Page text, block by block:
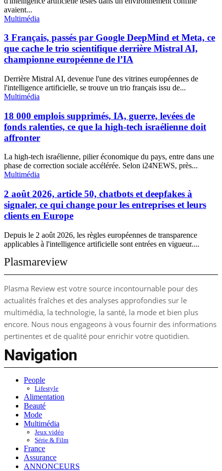
avaient...
Multimédia
3 Français, passés par Google DeepMind et Meta, ce
que cache le trio scientifique derrière Mistral AI,
championne européenne de l’IA
Derrière Mistral AI, devenue l'une des vitrines européennes de
l'intelligence artificielle, se trouve un trio français issu de...
Multimédia
18 000 emplois supprimés, IA, guerre, levées de
fonds ralenties, ce que la high-tech israélienne doit
affronter
La high-tech israélienne, pilier économique du pays, entre dans une
phase de correction sociale accélérée. Selon i24NEWS, près...
Multimédia
2 août 2026, article 50, chatbots et deepfakes à
signaler, ce qui change pour les entreprises et leurs
clients en Europe
Depuis le 2 août 2026, les règles européennes de transparence
applicables à l'intelligence artificielle sont entrées en vigueur....
Plasmareview
Plasma Review est votre source incontournable pour des
actualités fraîches et des analyses approfondies sur le
multimédia, la technologie, la santé, la mode et bien plus
encore. Nous nous engageons à vous fournir des informations
pertinentes et de qualité pour enrichir votre quotidien.
Navigation
People
Lifestyle
Alimentation
Beauté
Mode
Multimédia
Jeux vidéo
Série & Film
France
Assurance
ANNONCEURS